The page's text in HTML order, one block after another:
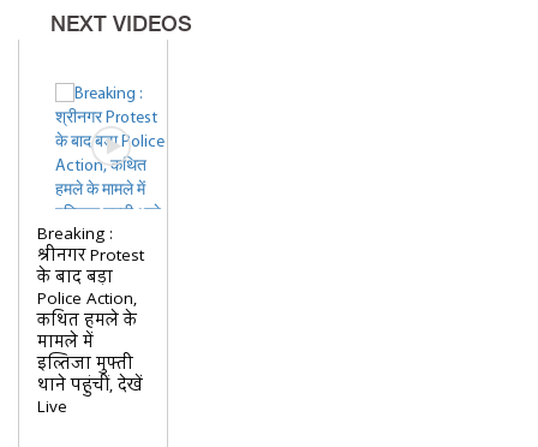
NEXT VIDEOS
Breaking :
श्रीनगर Protest
के बाद बड़ा
Police Action,
कथित हमले के
मामले में
इल्तिजा मुफ्ती
थाने पहुंचीं, देखें
Live